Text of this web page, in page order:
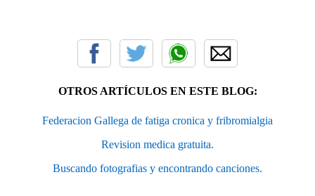
OTROS ARTÍCULOS EN ESTE BLOG:
Federacion Gallega de fatiga cronica y fribromialgia
Revision medica gratuita.
Buscando fotografias y encontrando canciones.